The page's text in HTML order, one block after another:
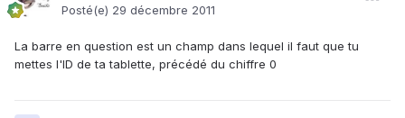
Posté(e) 29 décembre 2011
La barre en question est un champ dans lequel il faut que tu
mettes l'ID de ta tablette, précédé du chiffre 0